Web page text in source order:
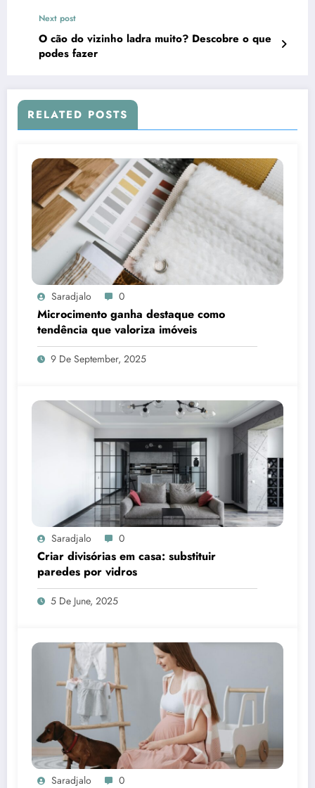
Next post
O cão do vizinho ladra muito? Descobre o que
podes fazer
RELATED POSTS
Saradjalo 0
Microcimento ganha destaque como
tendência que valoriza imóveis
9 De September, 2025
Saradjalo 0
Criar divisórias em casa: substituir
paredes por vidros
5 De June, 2025
Saradjalo 0